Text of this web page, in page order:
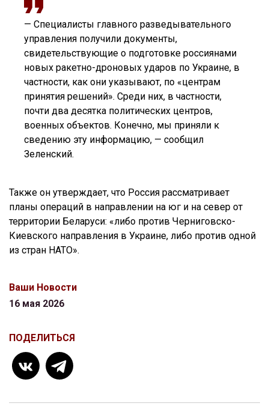
— Специалисты главного разведывательного
управления получили документы,
свидетельствующие о подготовке россиянами
новых ракетно-дроновых ударов по Украине, в
частности, как они указывают, по «центрам
принятия решений». Среди них, в частности,
почти два десятка политических центров,
военных объектов. Конечно, мы приняли к
сведению эту информацию, — сообщил
Зеленский.
Также он утверждает, что Россия рассматривает
планы операций в направлении на юг и на север от
территории Беларуси: «либо против Черниговско-
Киевского направления в Украине, либо против одной
из стран НАТО».
Ваши Новости
16 мая 2026
ПОДЕЛИТЬСЯ